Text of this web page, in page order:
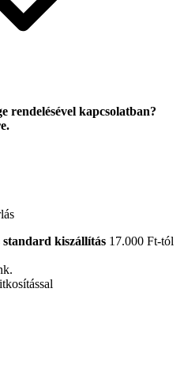
rendelésével kapcsolatban?
kiszállítás 17.000 Ft-tól